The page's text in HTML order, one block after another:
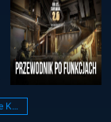
Inteligentne Kontrolki